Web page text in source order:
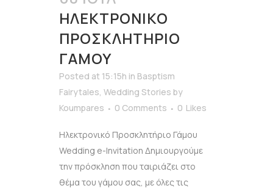
ΗΛΕΚΤΡΟΝΙΚΌ
ΠΡΟΣΚΛΗΤΉΡΙΟ
ΓΆΜΟΥ
Posted at 15:15h in Basptism
Fairytales, Wedding Stories by
Koumpares
0 Comments 0 Likes
Ηλεκτρονικό Προσκλητήριο Γάμου
Wedding e-Invitation Δημιουργούμε
την πρόσκληση που ταιριάζει στο
θέμα του γάμου σας, με όλες τις